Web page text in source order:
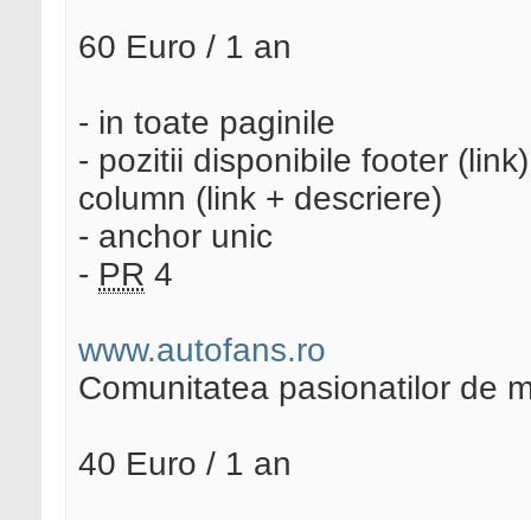
60 Euro / 1 an
- in toate paginile
- pozitii disponibile footer
column (link + descriere)
- anchor unic
- PR 4
www.autofans.ro
Comunitatea pasionatilor de
40 Euro / 1 an